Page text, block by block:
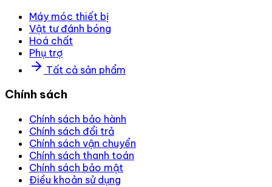
Máy móc thiết bị
Vật tư đánh bóng
Hoá chất
Phụ trợ
Tất cả sản phẩm
Chính sách
Chính sách bảo hành
Chính sách đổi trả
Chính sách vận chuyển
Chính sách thanh toán
Chính sách bảo mật
Điều khoản sử dụng